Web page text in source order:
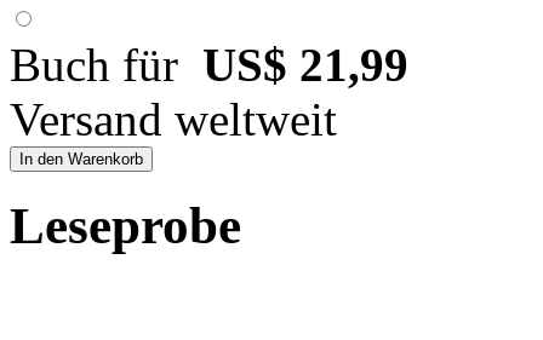
Buch für US$ 21,99
Versand weltweit
In den Warenkorb
Leseprobe